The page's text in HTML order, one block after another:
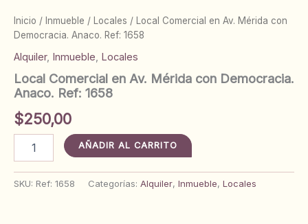
Inicio / Inmueble / Locales / Local Comercial en Av. Mérida con
Democracia. Anaco. Ref: 1658
Alquiler, Inmueble, Locales
Local Comercial en Av. Mérida con Democracia.
Anaco. Ref: 1658
$250,00
Comercial
Av.
AÑADIR AL CARRITO
SKU: Ref: 1658 Categorías: Alquiler, Inmueble, Locales